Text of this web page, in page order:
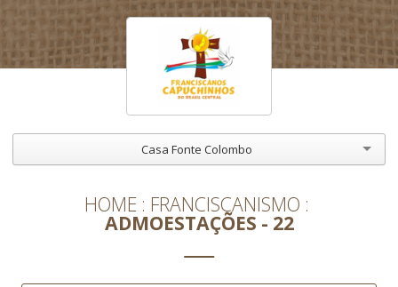
Casa Fonte Colombo
HOME FRANCISCANISMO
ADMOESTAÇÕES - 22